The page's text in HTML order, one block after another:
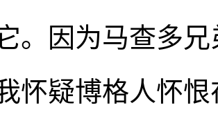
。因为马查多
怀疑博格人怀